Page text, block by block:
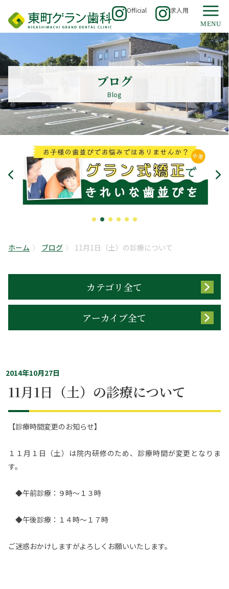
Official 求人用
ブログ
Blog
ホーム ブログ 11月1日（土）の診療について
カテゴリ全て
アーカイブ全て
2014年10月27日
11月1日（土）の診療について
【診療時間変更のお知らせ】
１１月１日（土）は院内研修のため、診療時間が変更となりま
す。
◆午前診療：９時～１３時
◆午後診療：１４時～１７時
ご迷惑おかけしますがよろしくお願いいたします。